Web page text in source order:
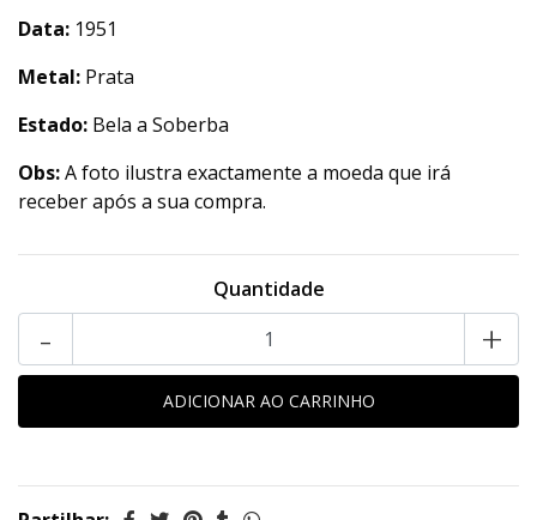
Data: 1951
Metal: Prata
Estado: Bela a Soberba
Obs:A foto ilustra exactamente a moeda que irá
receber após a sua compra.
Quantidade
- +